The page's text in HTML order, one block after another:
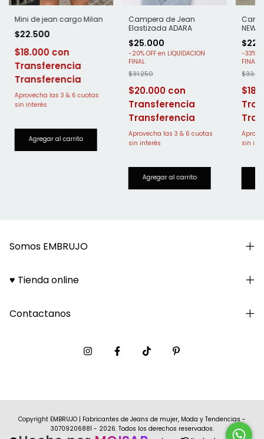
Mini de jean cargo Milan
$22.500
$18.000
Transferencia
Campera de Jean
Elastizada ADARA
$25.000
-20% OFF
$31.250
$20.000
Transferencia
-33%
Somos EMBRUJO
♥ Tienda online
Contactanos
Copyright EMBRUJO | Fabricantes de Jeans de mujer, Moda y Tendencias -
30709206881 - 2026. Todos los derechos reservados.